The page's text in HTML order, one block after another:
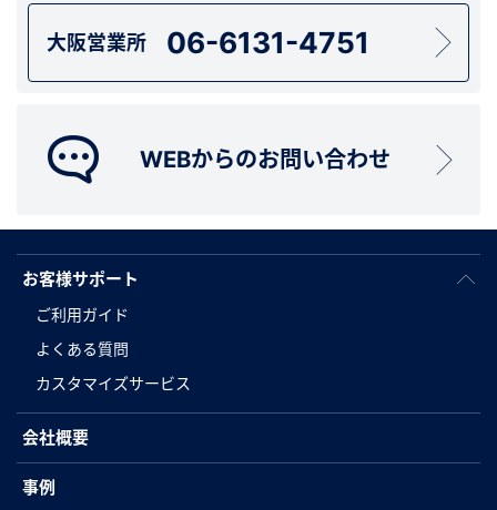
大阪営業所 06-6131-4751
WEBからのお問い合わせ
お客様サポート
ご利用ガイド
よくある質問
カスタマイズサービス
会社概要
事例